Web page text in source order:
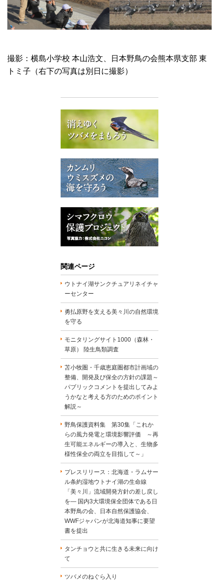
撮影：横島小学校 本山浩文、日本野鳥の会熊本県支部 東
トミ子（右下の写真は別日に撮影）
関連ページ
ウトナイ湖サンクチュアリネイチャ
ーセンター
勇払原野を支える美々川の自然環境
を守る
モニタリングサイト1000（森林・
草原） 陸生鳥類調査
苫小牧圏・千歳恵庭圏都市計画域の
整備、開発及び保全の方針の課題～
パブリックコメントを提出してみよ
うかなと考える方のためのポイント
解説～
野鳥保護資料集 第30集「これか
らの風力発電と環境影響評価 ～再
生可能エネルギーの導入と、生物多
様性保全の両立を目指して～」
プレスリリース：北海道・ラムサー
ル条約湿地ウトナイ湖の生命線
「美々川」流域開発方針の差し戻し
を― 国内3大環境保全団体である日
本野鳥の会、日本自然保護協会、
WWFジャパンが北海道知事に要望
書を提出
タンチョウと共に生きる未来に向け
て
ツバメのねぐら入り